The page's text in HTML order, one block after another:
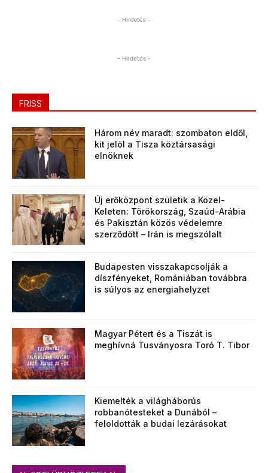
- Hirdetés -
- Hirdetés -
FRISS
Három név maradt: szombaton eldől,
kit jelöl a Tisza köztársasági
elnöknek
Új erőközpont születik a Közel-
Keleten: Törökország, Szaúd-Arábia
és Pakisztán közös védelemre
szerződött – Irán is megszólalt
Budapesten visszakapcsolják a
díszfényeket, Romániában továbbra
is súlyos az energiahelyzet
Magyar Pétert és a Tiszát is
meghívná Tusványosra Toró T. Tibor
Kiemelték a világháborús
robbanótesteket a Dunából –
feloldották a budai lezárásokat